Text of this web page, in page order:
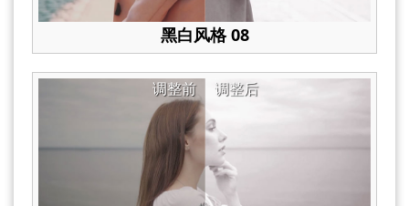
黑白风格 08
调整后
调整前